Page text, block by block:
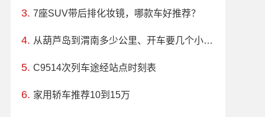
7座SUV带后排化妆镜，哪款车好推荐？
从葫芦岛到渭南多少公里、开车要几个小时？过路费、油费等
C9514次列车途经站点时刻表
家用轿车推荐10到15万